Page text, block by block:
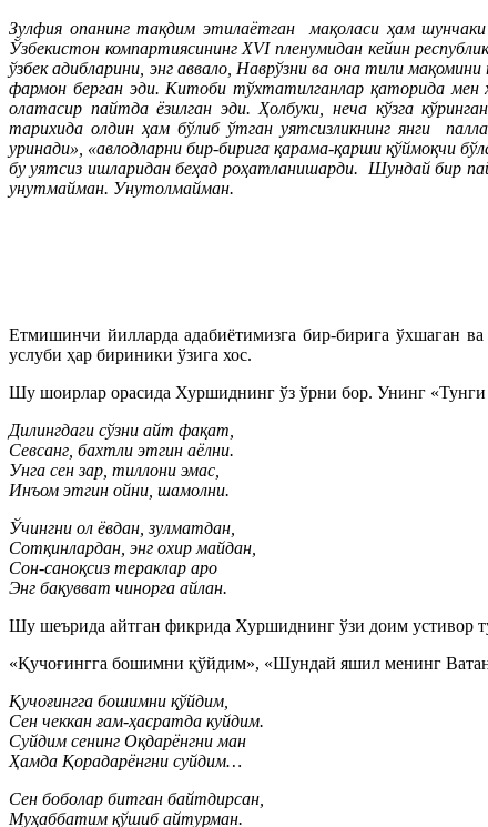
Зулфия опанинг тақдим этилаётган мақоласи ҳам
Ўзбекистон компартиясининг XVI пленумидан кейин
ўзбек адибларини, энг аввало, Наврўзни ва она тили
фармон берган эди. Китоби тўхтатилганлар қаторида
олатасир пайтда ёзилган эди. Ҳолбуки, неча кўзга
тарихида олдин ҳам бўлиб ўтган уятсизликнинг янги
уринади», «авлодларни бир-бирига қарама-қарши қўймоқчи
бу уятсиз ишларидан беҳад роҳатланишарди. Шундай бир
унутмайман. Унутолмайман.
Етмишинчи йилларда адабиётимизга бир-бирига ўхшаган
услуби ҳар бириники ўзига хос.
Шу шоирлар орасида Хуршиднинг ўз ўрни бор. Унинг
Дилингдаги сўзни айт фақат,
Севсанг, бахтли этгин аёлни.
Унга сен зар, тиллони эмас,
Инъом этгин ойни, шамолни.
Ўчингни ол ёвдан, зулматдан,
Сотқинлардан, энг охир майдан,
Сон-саноқсиз тераклар аро
Энг бақувват чинорга айлан.
Шу шеърида айтган фикрида Хуршиднинг ўзи доим устивор
«Қучоғингга бошимни қўйдим», «Шундай яшил менинг
Қучоғингга бошимни қўйдим,
Сен чеккан ғам-ҳасратда куйдим.
Суйдим сенинг Оқдарёнгни ман
Ҳамда Қорадарёнгни суйдим…
Сен боболар битган байтдирсан,
Муҳаббатим қўшиб айтурман.